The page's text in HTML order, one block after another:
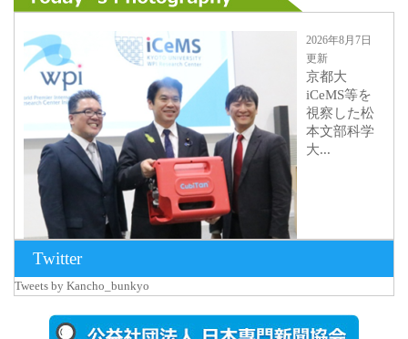
2026年8月7日
更新
京都大
iCeMS等を
視察した松
本文部科学
大...
2026年8月5日
更新
Twitter
Tweets by Kancho_bunkyo